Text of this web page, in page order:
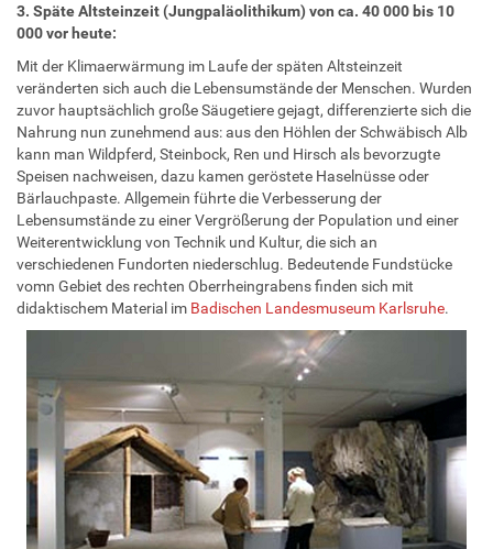
3. Späte Altsteinzeit (Jungpaläolithikum) von ca. 40 000 bis 10
000 vor heute:
Mit der Klimaerwärmung im Laufe der späten Altsteinzeit
veränderten sich auch die Lebensumstände der Menschen. Wurden
zuvor hauptsächlich große Säugetiere gejagt, differenzierte sich die
Nahrung nun zunehmend aus: aus den Höhlen der Schwäbisch Alb
kann man Wildpferd, Steinbock, Ren und Hirsch als bevorzugte
Speisen nachweisen, dazu kamen geröstete Haselnüsse oder
Bärlauchpaste. Allgemein führte die Verbesserung der
Lebensumstände zu einer Vergrößerung der Population und einer
Weiterentwicklung von Technik und Kultur, die sich an
verschiedenen Fundorten niederschlug. Bedeutende Fundstücke
vomn Gebiet des rechten Oberrheingrabens finden sich mit
didaktischem Material im Badischen Landesmuseum Karlsruhe.